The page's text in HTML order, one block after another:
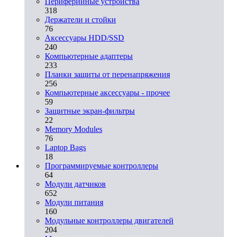
318
Держатели и стойки
76
Аксессуары HDD/SSD
240
Компьютерные адаптеры
233
Планки защиты от перенапряжения
256
Компьютерные аксессуары - прочее
59
Защитные экран-фильтры
22
Memory Modules
76
Laptop Bags
18
Программируемые контроллеры
64
Модули датчиков
652
Модули питания
160
Модульные контроллеры двигателей
204